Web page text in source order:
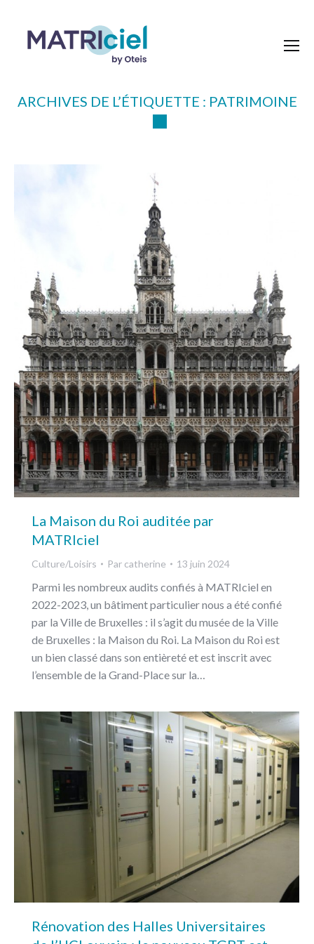
ARCHIVES DE L’ÉTIQUETTE : PATRIMOINE
La Maison du Roi auditée par
MATRIciel
Culture/Loisirs Par catherine 13 juin 2024
Parmi les nombreux audits confiés à MATRIciel en
2022-2023, un bâtiment particulier nous a été confié
par la Ville de Bruxelles : il s’agit du musée de la Ville
de Bruxelles : la Maison du Roi. La Maison du Roi est
un bien classé dans son entièreté et est inscrit avec
l’ensemble de la Grand-Place sur la…
Rénovation des Halles Universitaires